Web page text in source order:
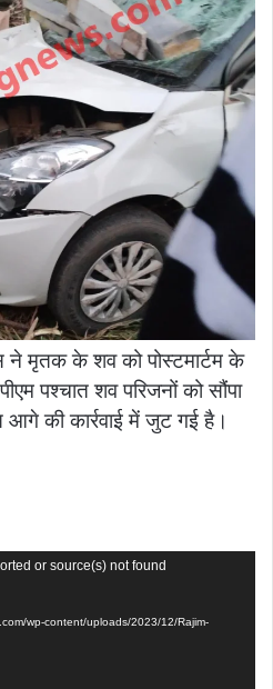
ने मृतक के शव को पोस्टमार्टम के
पश्चात शव परिजनों को सौंपा
आगे की कार्रवाई में जुट गईहै।
or source(s) not found
wp-content/uploads/2023/12/Rajim-